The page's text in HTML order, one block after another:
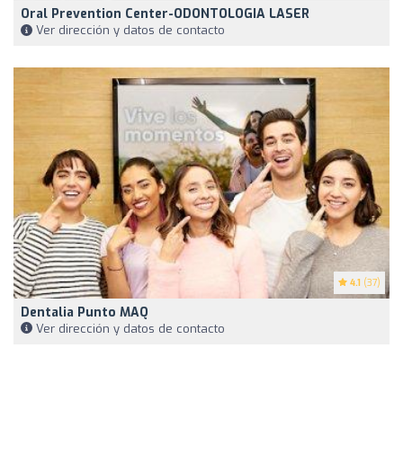
Oral Prevention Center-ODONTOLOGIA LASER
Ver dirección y datos de contacto
4.1 (37)
Dentalia Punto MAQ
Ver dirección y datos de contacto